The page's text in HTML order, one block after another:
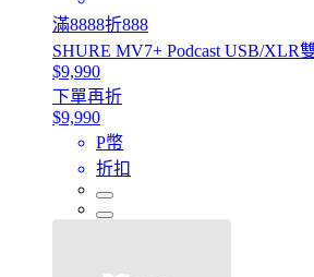
滿8888折888
SHURE MV7+ Podcast USB/XLR
$9,990
下單再折
$9,990
P幣
折扣